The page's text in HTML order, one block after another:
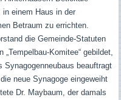
einem Haus in der
Betraum zu errichten.
die Gemeinde-Statuten
Komitee“ gebildet,
Synagogenneubaus beauftragt
neue Synagoge eingeweiht
Dr. Maybaum, der damals